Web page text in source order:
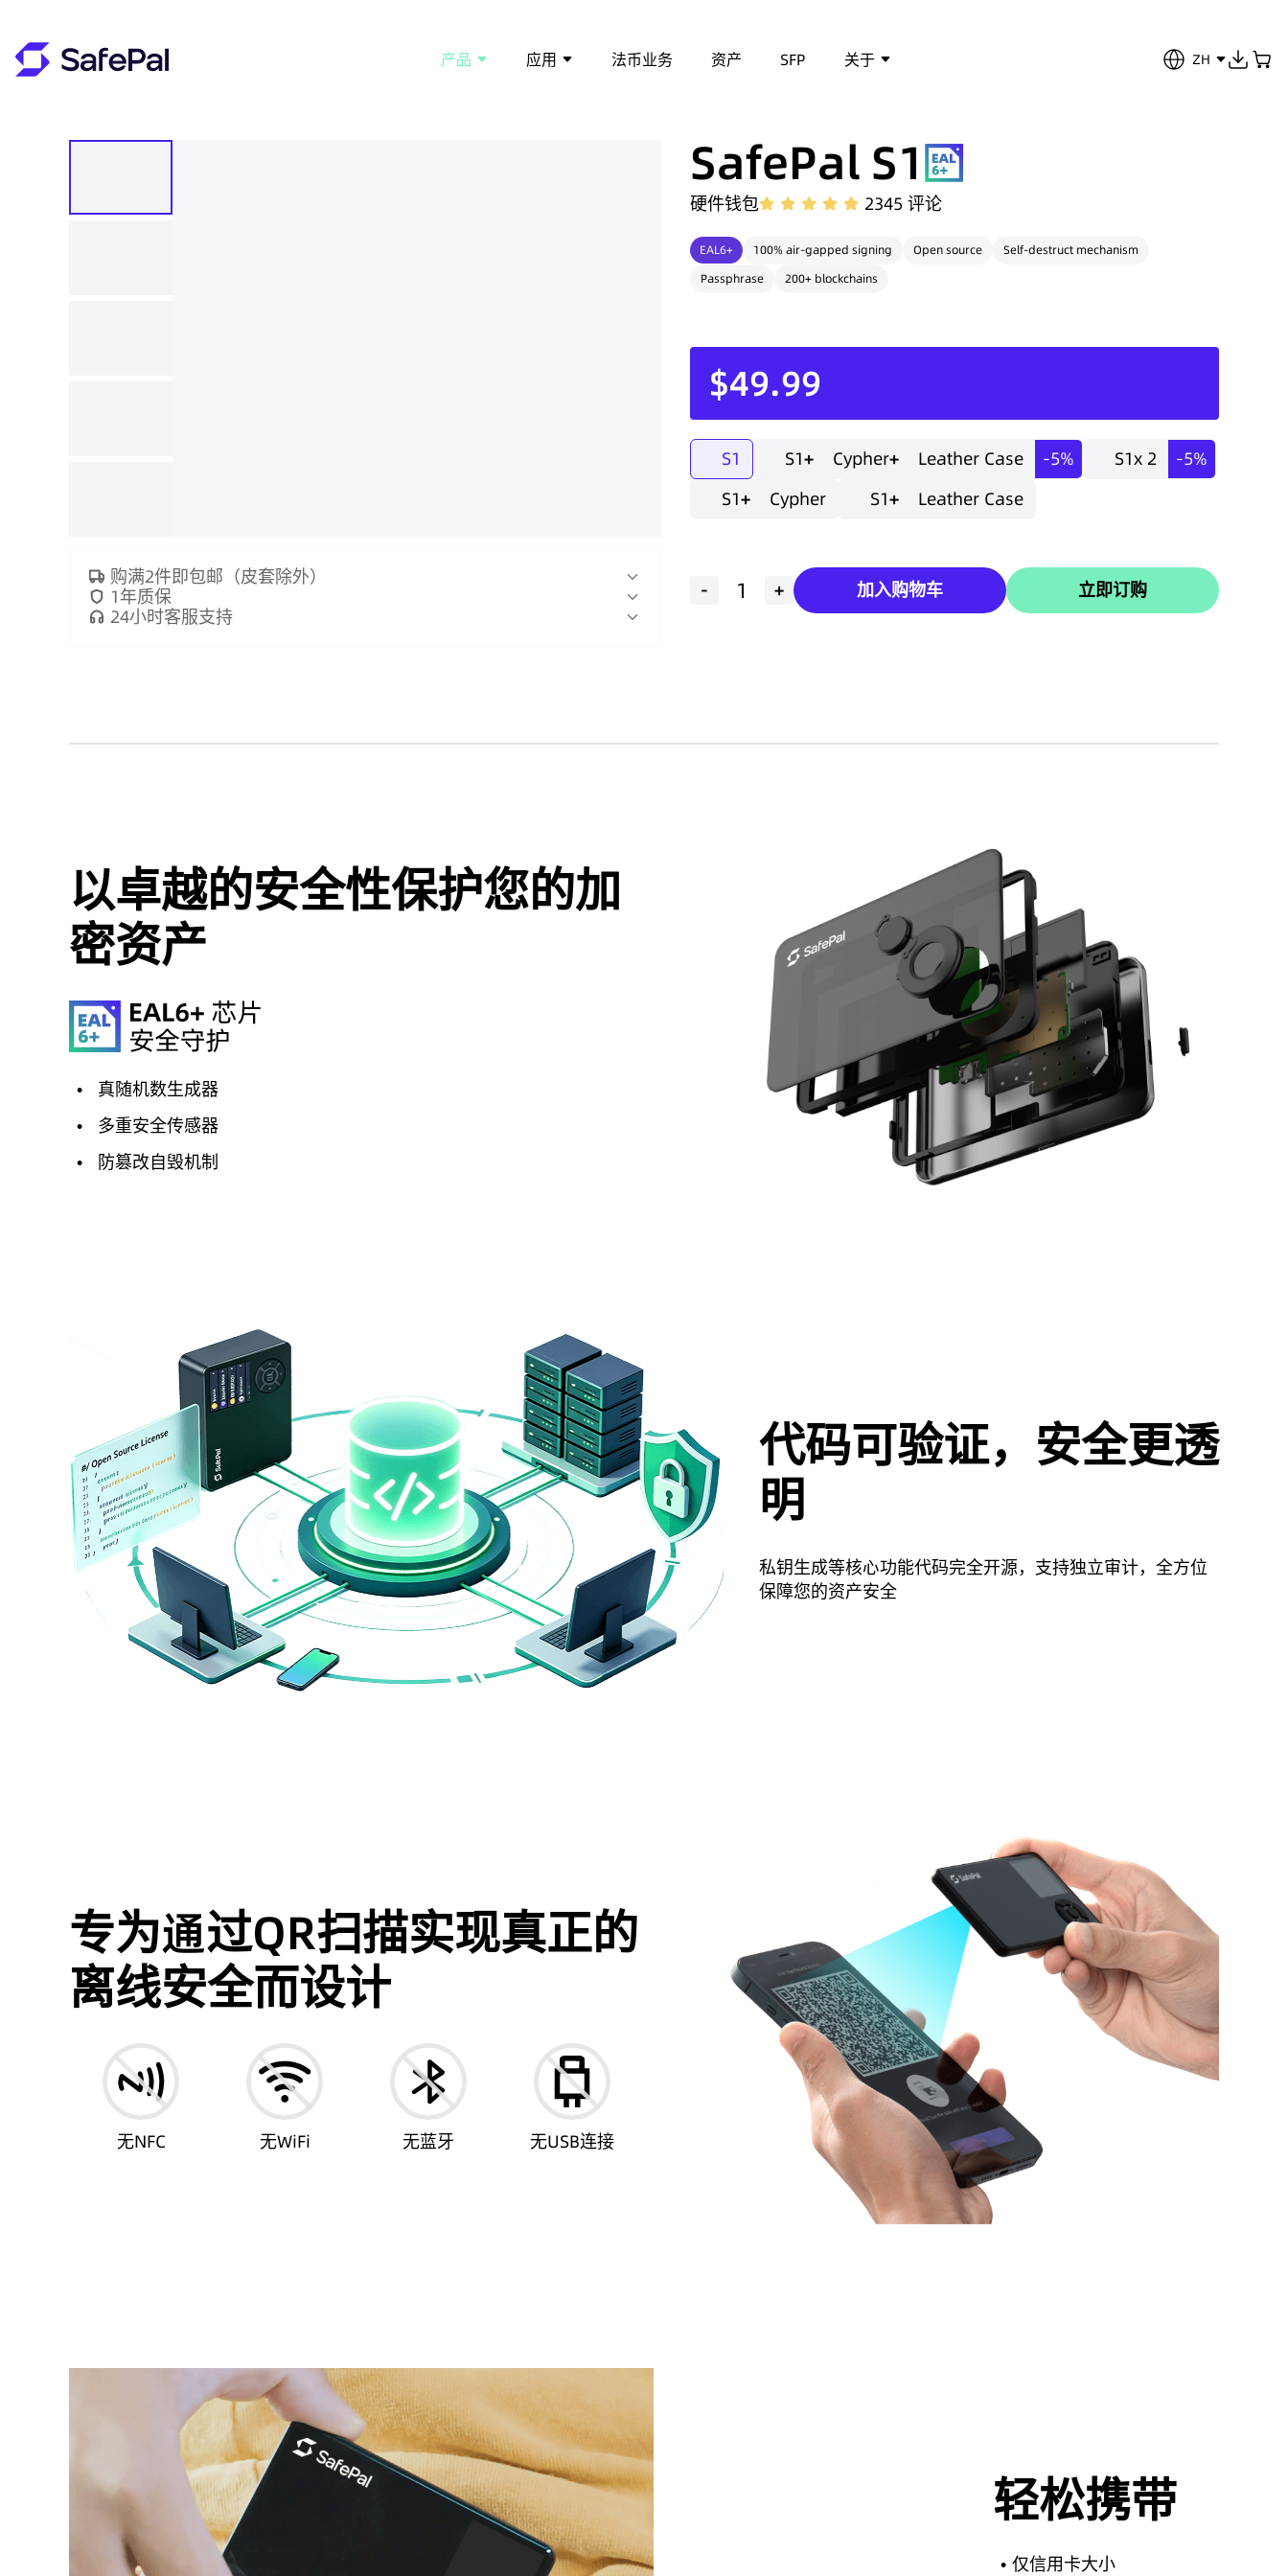
产品 应用 法币业务 资产 SFP 关于 ZH
购满2件即包邮（皮套除外）
1年质保
24小时客服支持
SafePal S1
硬件钱包 2345 评论
EAL6+ 100% air-gapped signing Open source
Self-destruct mechanism
Passphrase
200+ blockchains
$49.99
S1 S1+ Cypher+ Leather Case -5% S1x 2
-5%
S1+ Cypher S1+ Leather Case
- + 加入购物车 立即订购
以卓越的安全性保护您的加
密资产
•
真随机数生成器
•
多重安全传感器
•
防篡改自毁机制
代码可验证，安全更透
明
私钥生成等核心功能代码完全开源，支持独立审计，全方位
保障您的资产安全
专为通过QR扫描实现真正的
离线安全而设计
无NFC 无WiFi 无蓝牙 无USB连接
轻松携带
• 仅信用卡大小